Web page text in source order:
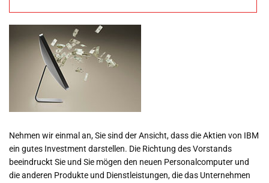
Nehmen wir einmal an, Sie sind der Ansicht, dass die Aktien von IBM
ein gutes Investment darstellen. Die Richtung des Vorstands
beeindruckt Sie und Sie mögen den neuen Personalcomputer und
die anderen Produkte und Dienstleistungen, die das Unternehmen